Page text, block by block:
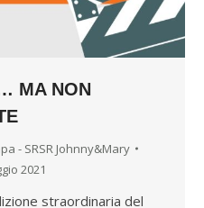
MA NON
- SRSR Johnny&Mary
2021
straordinaria del